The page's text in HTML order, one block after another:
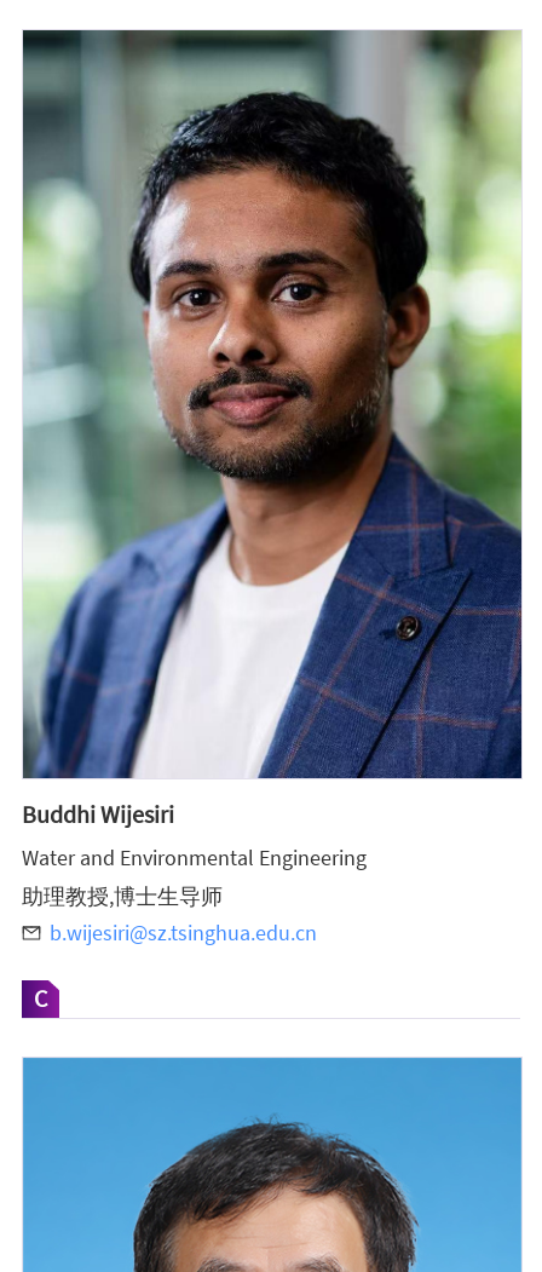
Buddhi Wijesiri
Water and Environmental Engineering
助理教授,博士生导师
b.wijesiri@sz.tsinghua.edu.cn
C